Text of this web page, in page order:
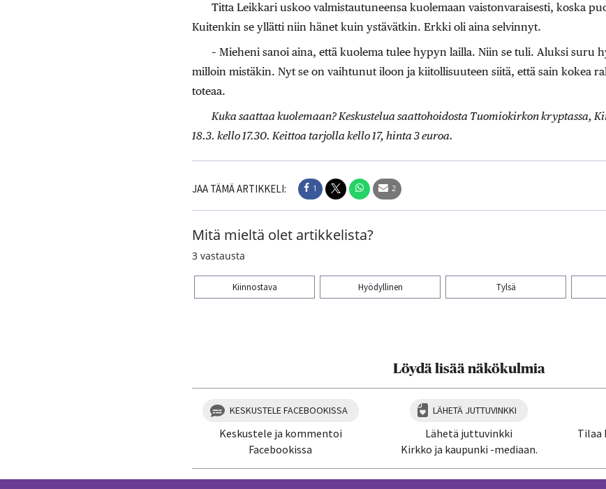
Titta Leikkari uskoo valmistautuneensa kuolemaan vaistonvaraisesti, koska
Kuitenkin se yllätti niin hänet kuin ystävätkin. Erkki oli aina selvinnyt.
– Mieheni sanoi aina, että kuolema tulee hypyn lailla. Niin se tuli. Aluksi suru
milloin mistäkin. Nyt se on vaihtunut iloon ja kiitollisuuteen siitä, että sain kokea
toteaa.
Kuka saattaa kuolemaan? Keskustelua saattohoidosta Tuomiokirkon kryptassa,
18.3. kello 17.30. Keittoa tarjolla kello 17, hinta 3 euroa.
JAA TÄMÄ ARTIKKELI: 1 2
Mitä mieltä olet artikkelista?
3 vastausta
Kiinnostava Hyödyllinen Tylsä
Löydä lisää näkökulmia
KESKUSTELE FACEBOOKISSA
Keskustele ja kommentoi
Facebookissa
LÄHETÄ JUTTUVINKKI
Lähetä juttuvinkki
Kirkko ja kaupunki -mediaan.
Tilaa